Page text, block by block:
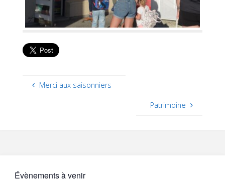
Merci aux saisonniers
Patrimoine
Évènements à venir